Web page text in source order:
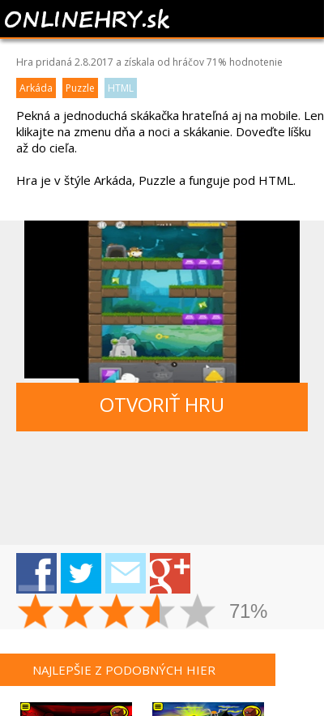
FOX ADVENTURER
Hra pridaná 2.8.2017 a získala od hráčov71% hodnotenie
Arkáda
Puzzle HTML
Pekná a jednoduchá skákačka hrateľná aj na mobile. Len
klikajte na zmenu dňa a noci a skákanie. Doveďte líšku
až do cieľa.
Hra je v štýle Arkáda, Puzzle a funguje pod HTML.
OTVORIŤ HRU
71%
NAJLEPŠIE Z PODOBNÝCH HIER